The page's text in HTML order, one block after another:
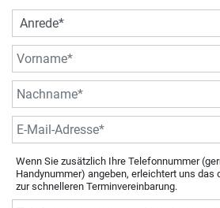
Wenn Sie zusätzlich Ihre Telefonnummer
Handynummer) angeben, erleichtert uns das
zur schnelleren Terminvereinbarung.